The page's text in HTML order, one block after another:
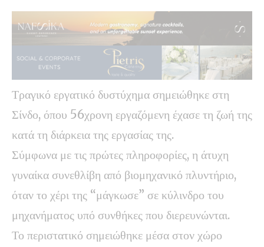
Τραγικό εργατικό δυστύχημα σημειώθηκε στη
Σίνδο, όπου 56χρονη εργαζόμενη έχασε τη ζωή της
κατά τη διάρκεια της εργασίας της.
Σύμφωνα με τις πρώτες πληροφορίες, η άτυχη
γυναίκα συνεθλίβη από βιομηχανικό πλυντήριο,
όταν το χέρι της “μάγκωσε” σε κύλινδρο του
μηχανήματος υπό συνθήκες που διερευνώνται.
Το περιστατικό σημειώθηκε μέσα στον χώρο